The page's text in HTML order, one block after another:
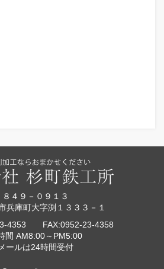
８４９－０９１３
兵庫町大字渕１３３３－１
4353 FAX:0952-23-4358
間 AM8:00～PM5:00
ールは24時間受付